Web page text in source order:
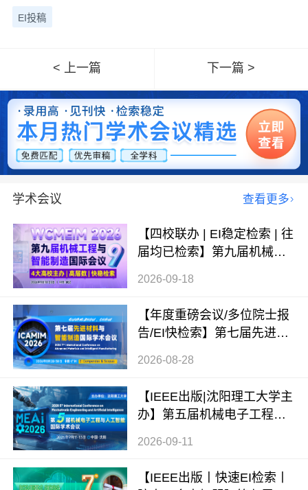
EI投稿
< 上一篇 下一篇 >
学术会议 查看更多
【四校联办 | EI稳定检索 | 往
届均已检索】第九届机械工
2026-09-18
【年度重磅会议/多位院士报
告/EI快检索】第七届先进材
2026-08-28
【IEEE出版|沈阳理工大学主
办】第五届机械电子工程与
AI 2026）
2026-09-11
【IEEE出版丨快速EI检索丨